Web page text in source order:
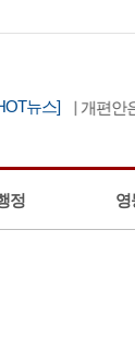
뉴스]
정부 세제 개편안은
정 영